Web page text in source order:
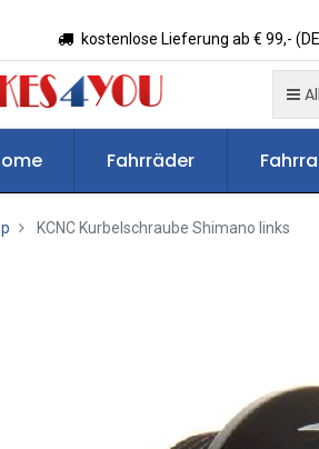
kostenlose Lieferung ab € 99,-
All
Fahrräder
KCNC Kurbelschraube Shimano links